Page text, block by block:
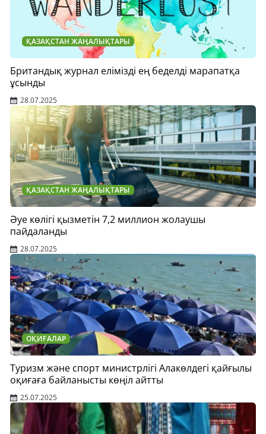
ҚАЗАҚСТАН ЖАҢАЛЫҚТАРЫ
Британдық журнал елімізді ең беделді марапатқа
ұсынды
28.07.2025
ҚАЗАҚСТАН ЖАҢАЛЫҚТАРЫ
Әуе көлігі қызметін 7,2 миллион жолаушы
пайдаланды
28.07.2025
ОҚИҒАЛАР
Туризм және спорт министрлігі Алакөлдегі қайғылы
оқиғаға байланысты көңіл айтты
25.07.2025